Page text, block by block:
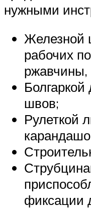
нужными
Железной
рабочих
ржавчины,
швов;
Рулеткой
фиксации